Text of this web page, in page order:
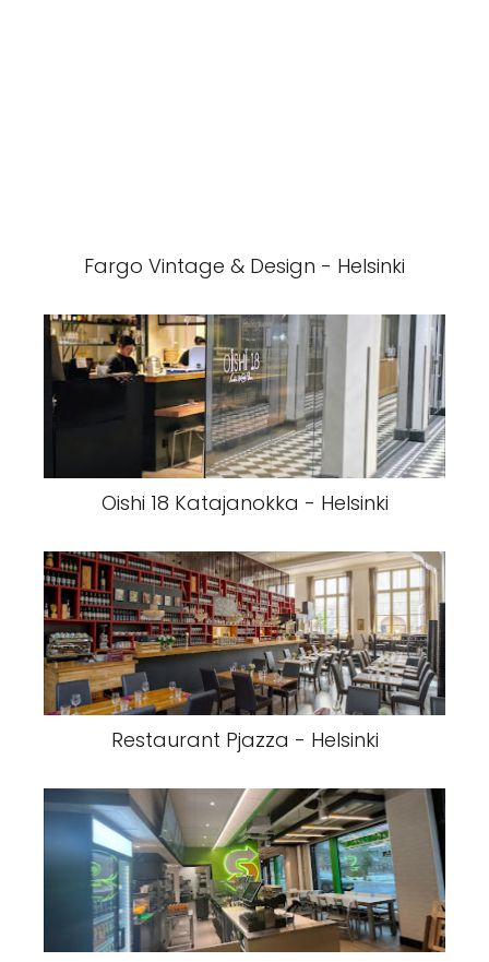
Fargo Vintage & Design - Helsinki
Oishi 18 Katajanokka - Helsinki
Restaurant Pjazza - Helsinki